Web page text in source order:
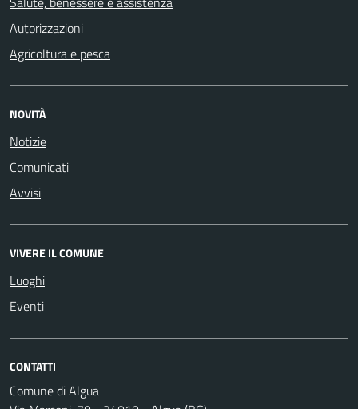
Autorizzazioni
Agricoltura e pesca
NOVITÀ
Notizie
Comunicati
Avvisi
VIVERE IL COMUNE
Luoghi
Eventi
CONTATTI
Comune di Algua